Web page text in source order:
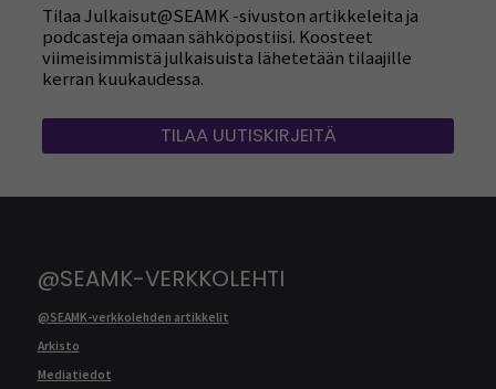
Tilaa Julkaisut@SEAMK -sivuston artikkeleita ja
podcasteja omaan sähköpostiisi. Koosteet
viimeisimmistä julkaisuista lähetetään tilaajille
kerran kuukaudessa.
TILAA UUTISKIRJEITÄ
@SEAMK-VERKKOLEHTI
@SEAMK-verkkolehden artikkelit
Arkisto
Mediatiedot